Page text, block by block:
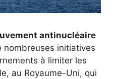
antinucléaire
nombreuses initiatives
à limiter les
au Royaume-Uni, qui